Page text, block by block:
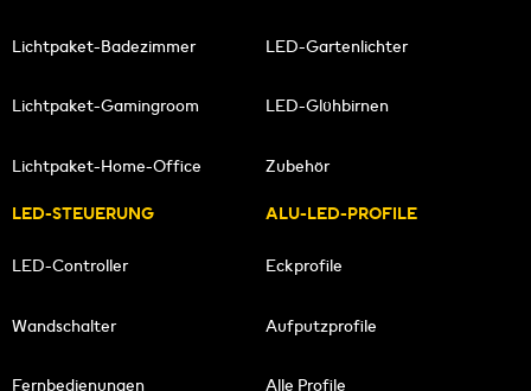
Lichtpaket-Badezimmer
Lichtpaket-Gamingroom
Lichtpaket-Home-Office
LED-Gartenlichter
LED-Glühbirnen
Zubehör
LED-STEUERUNG
LED-Controller
Wandschalter
Fernbedienungen
ALU-LED-PROFILE
Eckprofile
Aufputzprofile
Alle Profile